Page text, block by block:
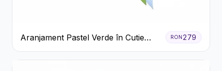
Aranjament Pastel Verde în Cutie
Galben Pal
RON 279